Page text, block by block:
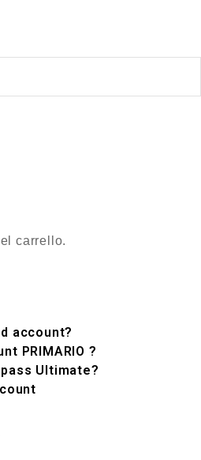
carrello.
account?
PRIMARIO ?
Ultimate?